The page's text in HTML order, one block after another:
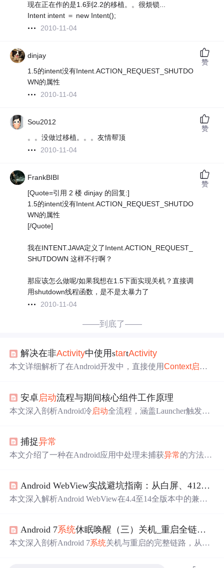
现在正在作的是1.6到2.2的移植。。很烦锁...
Intent intent ＝ new Intent();
2010-11-04
dinjay
1.5的intent没有Intent.ACTION_REQUEST_SHUTDO
WN的属性
2010-11-04
赞
Sou2012
。。没做过移植。。。友情帮顶
2010-11-04
赞
FrankBIBI
[Quote=引用 2 楼 dinjay 的回复:]
1.5的intent没有Intent.ACTION_REQUEST_SHUTDO
WN的属性
[/Quote]
我在INTENT.JAVA定义了Intent.ACTION_REQUEST_
SHUTDOWN 这样不行啊？
那应该怎么做呢/如果我想在1.5下面实现关机？直接调
用shutdown线程函数，是不是太暴力了
2010-11-04
赞
——到底了——
解决在非Activity中使用startActivity
本文详细解析了在Android开发中，直接使用Context启动
志，并给出了具体的解决办法。
安卓启动流程与期间核心组件工作原理
本文深入剖析Android冷 启动全流程，涵盖Launcher触发、
WMS、Context
在启动链路中的作用；同时梳理启动异常（闪退、白屏、
底层机制理解。
捕捉异常
本文介绍了一种在Android应用中处理未捕获异常的方法，
地日志文件。
Android WebView实战避坑指南：从白屏、412
错误
本文深入解析Android WebView在4.4至14全版本中的兼容
erface的权限演进、WebViewClient与WebChromeClient的正
确使用时机、安全策略（如file://禁用、mixed content
配
Android 7系统休眠唤醒（三）关机_重启全链路—Shutdow
本文深入剖析Android 7系统关机与重启的完整链路，从应